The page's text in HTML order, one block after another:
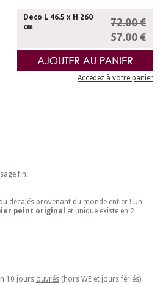
Deco L 46.5 x H 260
cm
72.00 €
57.00 €
Accédez à votre panier
fin.
décalés provenant du monde entier ! Un
peint original
et unique existe en 2
10 jours ouvrés(hors WE et jours fériés)